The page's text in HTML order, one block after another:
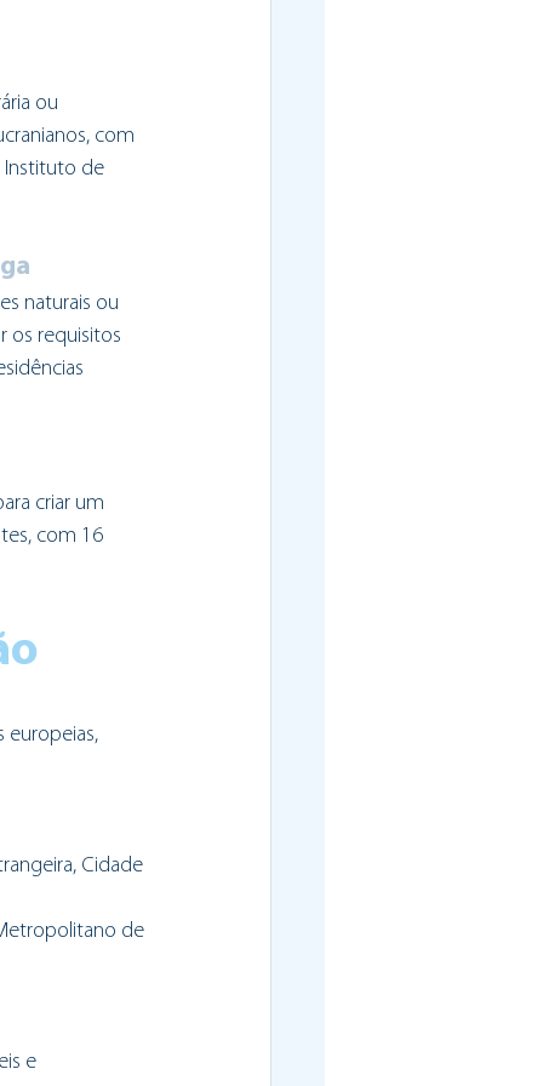
ou
com
Instituto de
naturais ou
os requisitos
criar um
com 16
europeias,
Cidade
de
e